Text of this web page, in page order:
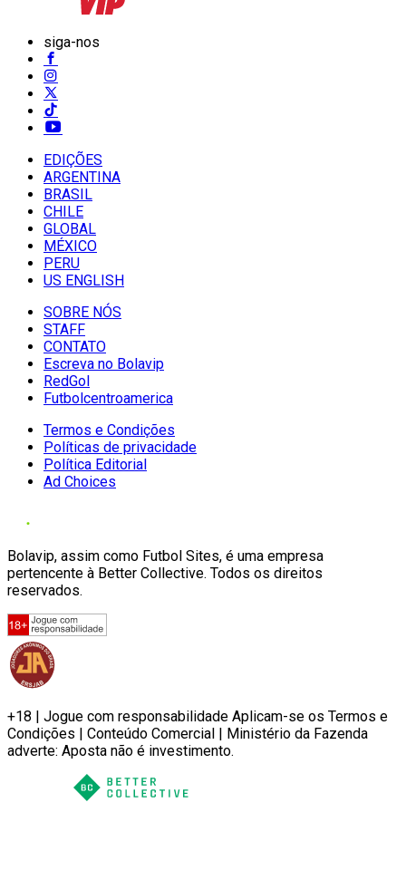
siga-nos
EDIÇÕES
ARGENTINA
BRASIL
CHILE
GLOBAL
MÉXICO
PERU
US ENGLISH
SOBRE NÓS
STAFF
CONTATO
Escreva no Bolavip
RedGol
Futbolcentroamerica
Termos e Condições
Políticas de privacidade
Política Editorial
Ad Choices
Bolavip, assim como Futbol Sites, é uma empresa
pertencente à Better Collective. Todos os direitos
reservados.
+18 | Jogue com responsabilidade Aplicam-se os Termos e
Condições | Conteúdo Comercial | Ministério da Fazenda
adverte: Aposta não é investimento.